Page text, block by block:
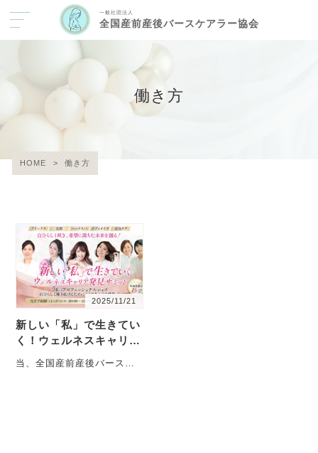
一般社団法人
全国産前産後バースケアラー協会
働き方
HOME > 働き方
2025/11/21
新しい「私」で生きてい
く！ウェルネスキャリア
発見サミットで当協会理
事が登壇します！
当、全国産前産後バースケ